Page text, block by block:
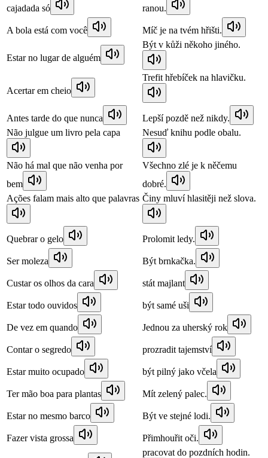
cajadada só ranou.
A bola está com você Míč je na tvém hřišti.
Estar no lugar de alguém
Být v kůži někoho jiného.
Acertar em cheio
Trefit hřebíček na hlavičku.
Antes tarde do que nunca
Lepší pozdě než nikdy.
Não julgue um livro pela capa
Nesuď knihu podle obalu.
Não há mal que não venha por
bem
Všechno zlé je k něčemu
dobré.
Ações falam mais alto que palavras Činy mluví hlasitěji než slova.
Quebrar o gelo Prolomit ledy.
Ser moleza Být brnkačka.
Custar os olhos da cara stát majlant
Estar todo ouvidos být samé uši
De vez em quando Jednou za uherský rok
Contar o segredo prozradit tajemství
Estar muito ocupado být pilný jako včela
Ter mão boa para plantas Mít zelený palec.
Estar no mesmo barco Být ve stejné lodi.
Fazer vista grossa Přimhouřit oči.
pracovat do pozdních hodin.